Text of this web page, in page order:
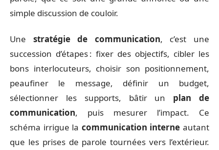
simple discussion de couloir.
Une stratégie de communication, c’est une
succession d’étapes : fixer des objectifs, cibler les
bons interlocuteurs, choisir son positionnement,
peaufiner le message, définir un budget,
sélectionner les supports, bâtir un plan de
communication, puis mesurer l’impact. Ce
schéma irrigue la communication interne autant
que les prises de parole tournées vers l’extérieur.